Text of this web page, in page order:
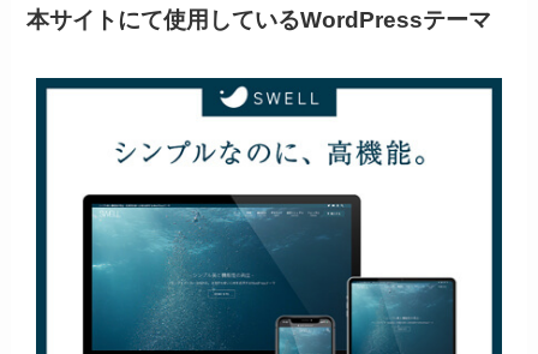
本サイトにて使用しているWordPressテーマ